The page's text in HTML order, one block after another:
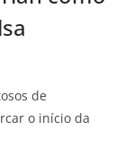
de
o início da